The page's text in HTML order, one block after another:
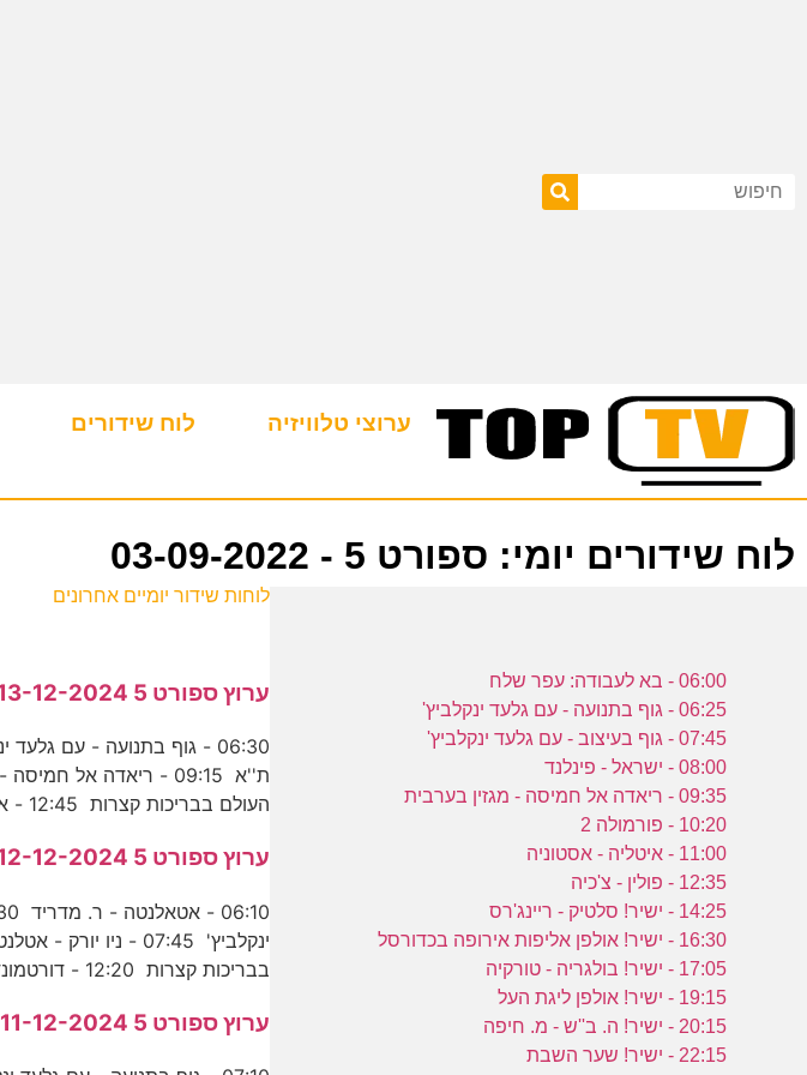
ערוצי טלוויזיה לוח שידורים
לוח שידורים יומי: ספורט 5 - 03-09-2022
06:00 - בא לעבודה: עפר שלח
06:25 - גוף בתנועה - עם גלעד ינקלביץ'
07:45 - גוף בעיצוב - עם גלעד ינקלביץ'
08:00 - ישראל - פינלנד
09:35 - ריאדה אל חמיסה - מגזין בערבית
10:20 - פורמולה 2
11:00 - איטליה - אסטוניה
12:35 - פולין - צ'כיה
14:25 - ישיר! סלטיק - ריינג'רס
16:30 - ישיר! אולפן אליפות אירופה בכדורסל
17:05 - ישיר! בולגריה - טורקיה
19:15 - ישיר! אולפן ליגת העל
20:15 - ישיר! ה. ב''ש - מ. חיפה
22:15 - ישיר! שער השבת
לוחות שידור יומיים אחרונים
ערוץ ספורט 5 13-12-2024
העולם בבריכות קצרות 12:45 - אטאלנטה - ר.
ערוץ ספורט 5 12-12-2024
בבריכות קצרות 12:20 - דורטמונד - ברצלונה 13:00 - ישיר!
ערוץ ספורט 5 11-12-2024